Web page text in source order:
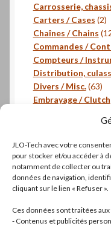
JLO-Tech avec votre
pour stocker et/ou accéder à
notamment de collecter ou
données de navigation,
cliquant sur le lien « Refuser ».
Ces données sont traitées
- Contenus et publicités
Carrosserie,
Carters / Cases 22
Chaînes / Chains
Commandes /
Compteurs /
Distribution,
Divers / Misc. 6363
Embrayage / Clutch
18
Pistons, segments
- Roulements /
Transmission
Transmission
produits
Visserie / Bolts